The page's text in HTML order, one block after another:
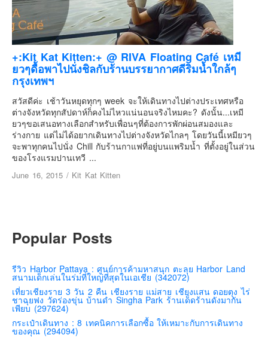
ยุโรป
รัสเซีย
อิตาลี
ตุรกี-ตุรเคีย
เยอรมัน
ฝรั่งเศส
ออสเตรีย
สาธารณรัฐเช็ก
ฮังการี
เนเธอร์แลนด์
โปรตุเกส
โครเอเชีย
สโลเวเนีย
มอนเตรเนโกร
บอสเนียและเฮอร์เซโกวีน่า
+:Kit Kat Kitten:+ @ RIVA Floating Café เหมี
ยวๆดื้อพาไปนั่งชิลกับร้านบรรยากาศดีริมน้ำใกล้ๆ
กรุงเทพฯ
สวัสดีค่ะ เช้าวันหยุดทุกๆ week จะให้เดินทางไปต่างประเทศหรือ
ต่างจังหวัดทุกสัปดาห์ก็คงไม่ไหวแน่นอนจริงไหมคะ? ดังนั้น...เหมี
ยวๆขอเสนอทางเลือกสำหรับเพื่อนๆที่ต้องการพักผ่อนสมองและ
ร่างกาย แต่ไม่ได้อยากเดินทางไปต่างจังหวัดไกลๆ โดยวันนี้เหมียวๆ
จะพาทุกคนไปนั่ง Chill กับร้านกาแฟที่อยู่บนแพริมน้ำ ที่ตั้งอยู่ในส่วน
ของโรงแรมปานเทวี ...
June 16, 2015 / Kit Kat Kitten
Popular Posts
รีวิว Harbor Pattaya : ศูนย์การค้ามหาสนุก ตะลุย Harbor Land
สนามเด็กเล่นในร่มที่ใหญ่ที่สุดในเอเชีย (342072)
เที่ยวเชียงราย 3 วัน 2 คืน เชียงราย แม่สาย เชียงแสน ดอยตุง ไร่
ชาฉุยฟง วัดร่องขุ่น บ้านดำ Singha Park ร้านเด็ดร้านดังมากัน
เพียบ (297624)
กระเป๋าเดินทาง : 8 เทคนิคการเลือกซื้อ ให้เหมาะกับการเดินทาง
ของคุณ (294094)